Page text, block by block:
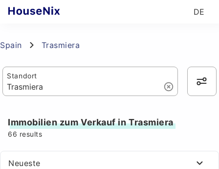
DE
Spain Trasmiera
Standort
Immobilien zum Verkauf in Trasmiera
66 results
Neueste